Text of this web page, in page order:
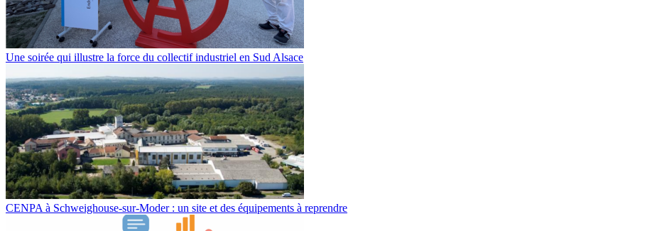
Une soirée qui illustre la force du collectif industriel en Sud Alsace
CENPA à Schweighouse-sur-Moder : un site et des équipements à reprendre